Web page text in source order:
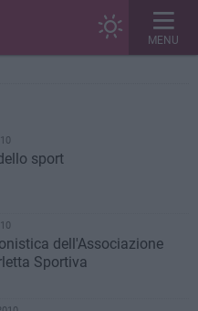
MENU
sport
dell'Associazione
Sportiva